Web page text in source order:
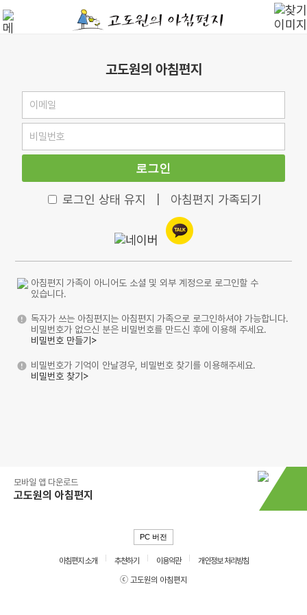
고도원의 아침편지
로그인
로그인 상태 유지 아침편지 가족되기
아침편지 가족이 아니어도 소셜 및 외부 계정으로 로그인할 수
있습니다.
독자가 쓰는 아침편지는 아침편지 가족으로 로그인하셔야 가능합니다.
비밀번호가 없으신 분은 비밀번호를 만드신 후에 이용해 주세요.
비밀번호 만들기>
비밀번호가 기억이 안날경우, 비밀번호 찾기를 이용해주세요.
비밀번호 찾기>
모바일 앱 다운로드
고도원의 아침편지
PC 버전
아침편지 소개 추천하기 이용약관
개인정보 처리방침
ⓒ 고도원의 아침편지